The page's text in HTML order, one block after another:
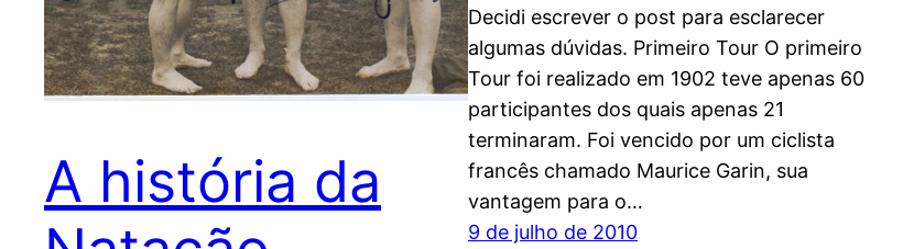
A história da
Decidi escrever o post para esclarecer
algumas dúvidas. Primeiro Tour O primeiro
Tour foi realizado em 1902 teve apenas 60
participantes dos quais apenas 21
terminaram. Foi vencido por um ciclista
francês chamado Maurice Garin, sua
vantagem para o…
9 de julho de 2010